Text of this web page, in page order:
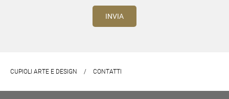
CUPIOLI ARTE E DESIGN / CONTATTI